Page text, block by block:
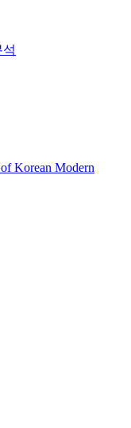
Korean Modern